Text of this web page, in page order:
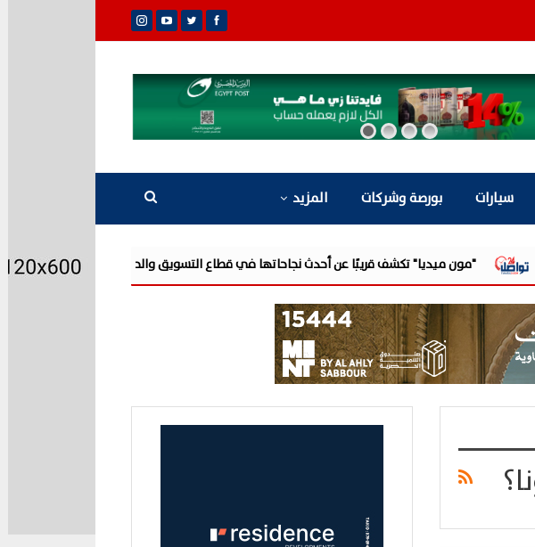
سيارات بورصة وشركات المزيد
"مون ميديا" تكشف قريبًا عن أحدث نجاحاتها في قطاع التسويق والحملات الدعائية للمشروعات العقارية